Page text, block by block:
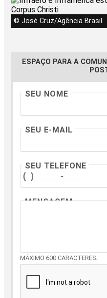
© José Cruz/Agência Brasil
ESPAÇO PARA A
SEU NOME
SEU E-MAIL
SEU TELEFONE
MENSAGEM
MÁXIMO 600 CARACTERES.